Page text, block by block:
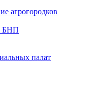
агрогородков
БНП
палат